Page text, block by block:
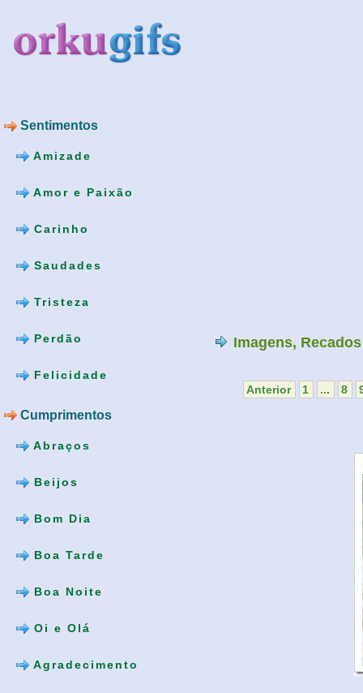
Sentimentos
Amizade
Amor e Paixão
Carinho
Saudades
Tristeza
Perdão
Felicidade
Cumprimentos
Abraços
Beijos
Bom Dia
Boa Tarde
Boa Noite
Oi e Olá
Agradecimento
Imagens,
Anterior 1 ... 8